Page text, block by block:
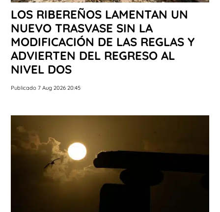
LOS RIBEREÑOS LAMENTAN UN
NUEVO TRASVASE SIN LA
MODIFICACIÓN DE LAS REGLAS Y
ADVIERTEN DEL REGRESO AL
NIVEL DOS
Publicado 7 Aug 2026 20:45